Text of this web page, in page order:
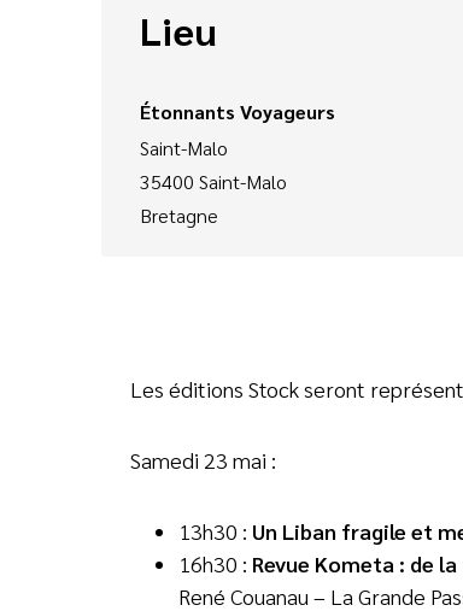
Lieu
Étonnants Voyageurs
Saint-Malo
35400 Saint-Malo
Bretagne
Les éditions Stock seront
Samedi 23 mai :
13h30 : Un Liban fragile et
16h30 : Revue Kometa : de
René Couanau – La Grande